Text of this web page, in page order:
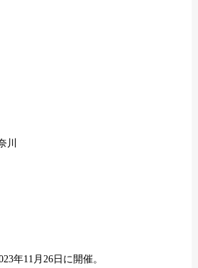
川
年11月26日に開催。